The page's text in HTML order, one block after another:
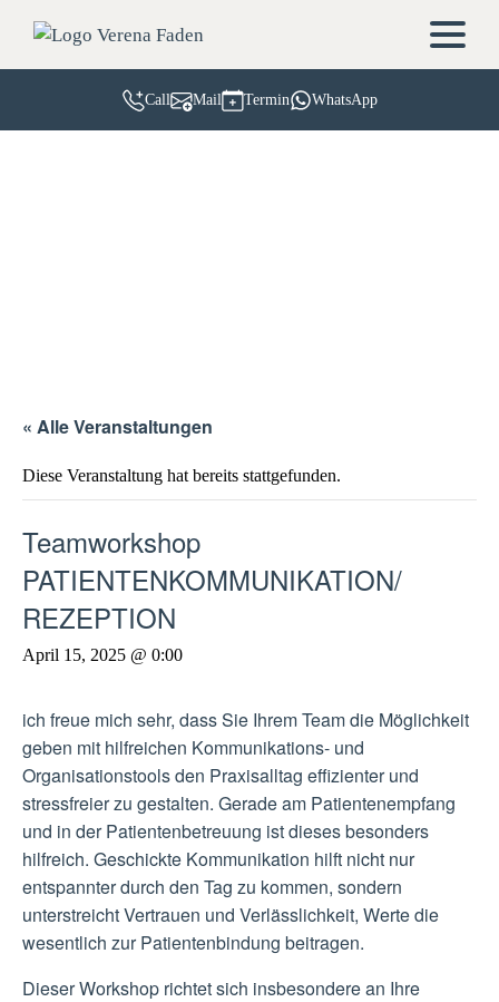
Call Mail Termin WhatsApp
« Alle Veranstaltungen
Diese Veranstaltung hat bereits stattgefunden.
Teamworkshop
PATIENTENKOMMUNIKATION/
REZEPTION
April 15, 2025 @ 0:00
ich freue mich sehr, dass Sie Ihrem Team die Möglichkeit
geben mit hilfreichen Kommunikations- und
Organisationstools den Praxisalltag effizienter und
stressfreier zu gestalten. Gerade am Patientenempfang
und in der Patientenbetreuung ist dieses besonders
hilfreich. Geschickte Kommunikation hilft nicht nur
entspannter durch den Tag zu kommen, sondern
unterstreicht Vertrauen und Verlässlichkeit, Werte die
wesentlich zur Patientenbindung beitragen.
Dieser Workshop richtet sich insbesondere an Ihre